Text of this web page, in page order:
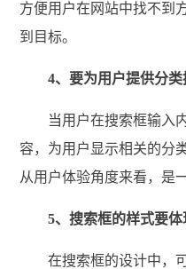
方便用户在网站中找不到
到目标。
4、要为用户提供分类
当用户在搜索框输入内
容，为用户显示相关的分
从用户体验角度来看，是
5、搜索框的样式要体
在搜索框的设计中，可